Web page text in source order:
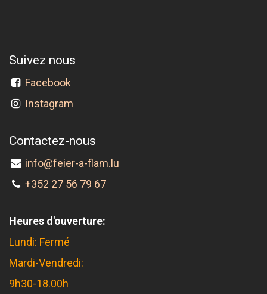
Suivez nous
Facebook
Instagram
Contactez-nous
info@feier-a-flam.lu
+352 27 56 79 67
Heures d'ouverture:
Lundi: Fermé
Mardi-Vendredi:
9h30-18.00h